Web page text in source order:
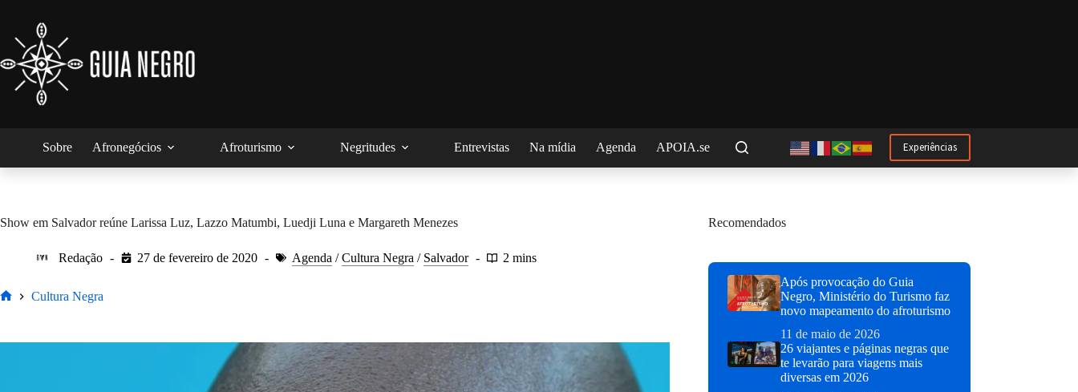
conteúdo
Sobre Afronegócios Afroturismo Negritudes Entrevistas Na mídia Agenda APOIA.se Experiências
Show em Salvador reúne Larissa Luz, Lazzo Matumbi, Luedji Luna e Margareth Menezes
Redação 27 de fevereiro de 2020 Agenda /Cultura Negra / Salvador 2 mins
Cultura Negra
Recomendados
Após provocação do Guia
Negro, Ministério do Turismo faz
novo mapeamento do afroturismo
11 de maio de 2026
26 viajantes e páginas negras que
te levarão para viagens mais
diversas em 2026